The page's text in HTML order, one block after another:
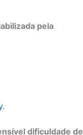
pela
dificuldade de